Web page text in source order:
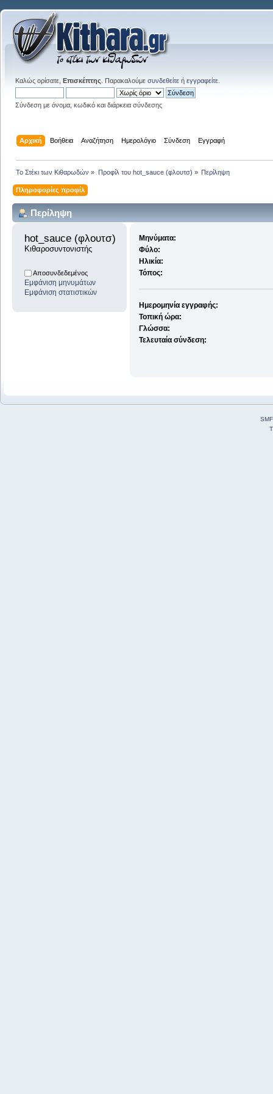
Καλώς ορίσατε, Επισκέπτης . Παρακαλούμε συνδεθείτε ή εγγραφείτε
Σύνδεση με όνομα, κωδικό και διάρκεια σύνδεσης
Αρχική Βοήθεια Αναζήτηση Ημερολόγιο Σύνδεση Εγγραφή
Το Στέκι των Κιθαρωδών » Προφίλ του hot_sauce (φλουτσ) » Περίληψη
Πληροφορίες προφίλ
Περίληψη
Κιθαροσυντονιστής
Αποσυνδεδεμένος
Εμφάνιση μηνυμάτων
Εμφάνιση στατιστικών
Μηνύματα:
Φύλο:
Ηλικία:
Τόπος:
Ημερομηνία εγγραφής:
Τοπική ώρα:
Γλώσσα:
Τελευταία σύνδεση: